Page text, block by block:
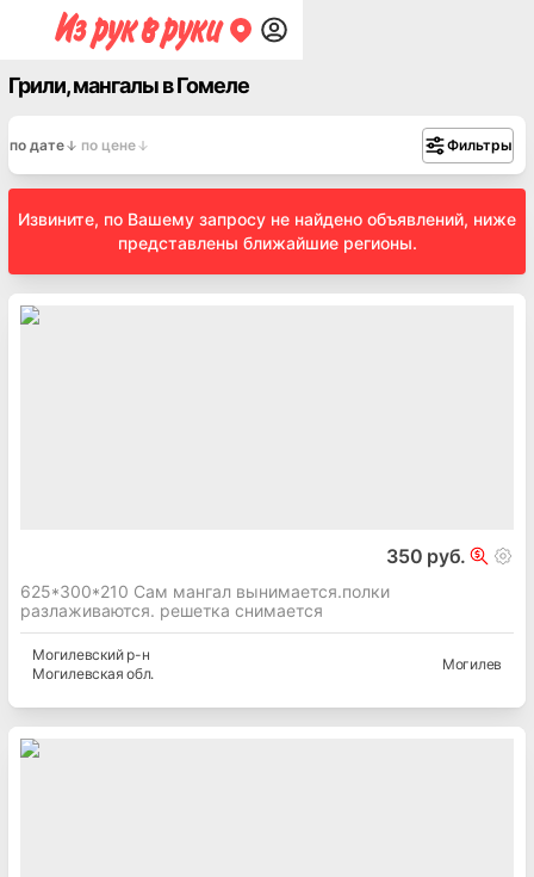
Грили, мангалы в Гомеле
по дате по цене Фильтры
Извините, по Вашему запросу не найдено объявлений, ниже
представлены ближайшие регионы.
350 руб.
625*300*210 Сам мангал вынимается.полки
разлаживаются. решетка снимается
Могилевскийр-н
Могилевская обл.
Могилев